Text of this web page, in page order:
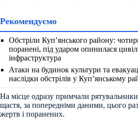
Рекомендуємо
Обстріли Куп’янського району:
поранені, під ударом опинилася
інфраструктура
Атаки на будинок культури та
наслідки обстрілів у Куп’янському
На місце одразу примчали
щастя, за попередніми даними, цього
жертв і поранених.